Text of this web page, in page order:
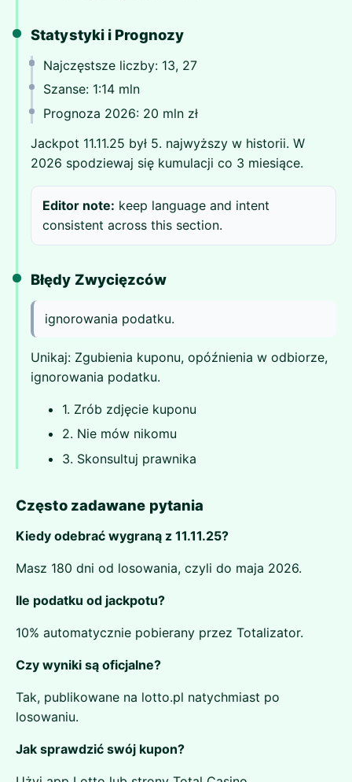
Statystyki i Prognozy
Najczęstsze liczby: 13, 27
Szanse: 1:14 mln
Prognoza 2026: 20 mln zł
Jackpot 11.11.25 był 5. najwyższy w historii. W
2026 spodziewaj się kumulacji co 3 miesiące.
Editor note: keep language and intent
consistent across this section.
Błędy Zwycięzców
ignorowania podatku.
Unikaj: Zgubienia kuponu, opóźnienia w odbiorze,
ignorowania podatku.
1. Zrób zdjęcie kuponu
2. Nie mów nikomu
3. Skonsultuj prawnika
Często zadawane pytania
Kiedy odebrać wygraną z 11.11.25?
Masz 180 dni od losowania, czyli do maja 2026.
Ile podatku od jackpotu?
10% automatycznie pobierany przez Totalizator.
Czy wyniki są oficjalne?
Tak, publikowane na lotto.pl natychmiast po
losowaniu.
Jak sprawdzić swój kupon?